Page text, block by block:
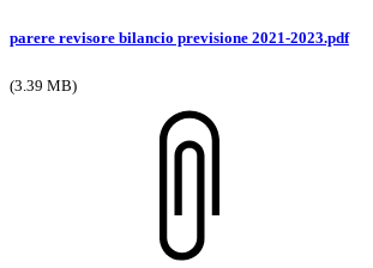
parere revisore bilancio previsione 2021-2023.pdf
(3.39 MB)